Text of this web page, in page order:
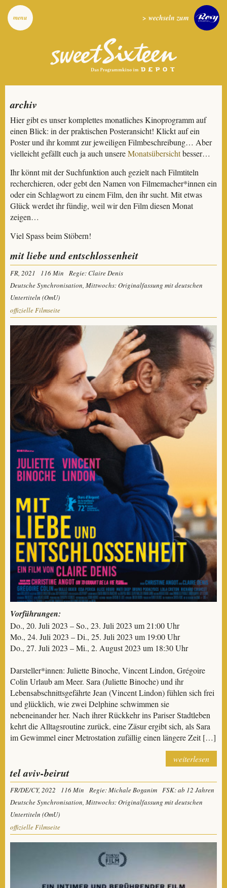
menu > wechseln zum
archiv
Hier gibt es unser komplettes monatliches Kinoprogramm auf
einen Blick: in der praktischen Posteransicht! Klickt auf ein
Poster und ihr kommt zur jeweiligen Filmbeschreibung… Aber
vielleicht gefällt euch ja auch unsereMonatsübersichtbesser…
Ihr könnt mit der Suchfunktion auch gezielt nach Filmtiteln
recherchieren, oder gebt den Namen von Filmemacher*innen ein
oder ein Schlagwort zu einem Film, den ihr sucht. Mit etwas
Glück werdet ihr fündig, weil wir den Film diesen Monat
zeigen…
Viel Spass beim Stöbern!
mit liebe und entschlossenheit
FR, 2021 116 Min
Regie: Claire Denis
Deutsche Synchronisation, Mittwochs: Originalfassung mit deutschen
Untertiteln (OmU)
offizielle Filmseite
Vorführungen:
Do., 20. Juli 2023 – So., 23. Juli 2023 um 21:00 Uhr
Mo., 24. Juli 2023 – Di., 25. Juli 2023 um 19:00 Uhr
Do., 27. Juli 2023 – Mi., 2. August 2023 um 18:30 Uhr
Darsteller*innen: Juliette Binoche, Vincent Lindon, Grégoire
Colin Urlaub am Meer. Sara (Juliette Binoche) und ihr
Lebensabschnittsgefährte Jean (Vincent Lindon) fühlen sich frei
und glücklich, wie zwei Delphine schwimmen sie
nebeneinander her. Nach ihrer Rückkehr ins Pariser Stadtleben
kehrt die Alltagsroutine zurück, eine Zäsur ergibt sich, als Sara
im Gewimmel einer Metrostation zufällig einen längere Zeit […]
weiterlesen
tel aviv-beirut
FR/DE/CY, 2022 116 Min Regie: Michale Boganim FSK: ab 12 Jahren
Deutsche Synchronisation, Mittwochs: Originalfassung mit deutschen
Untertiteln (OmU)
offizielle Filmseite